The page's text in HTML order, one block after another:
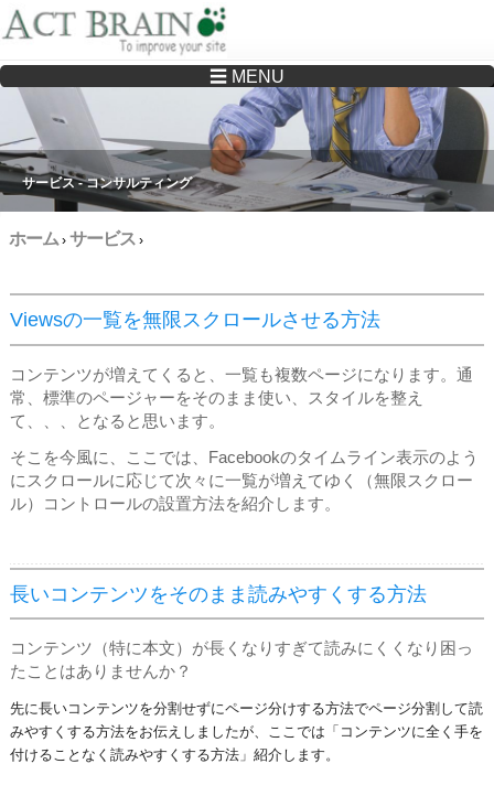
Drupalサイトの制作・保守をどこに頼んでいいか分からない方へ…まずはご相談く
ださい
☰ MENU
サービス - コンサルティング
ホーム› サービス ›
Viewsの一覧を無限スクロールさせる方法
コンテンツが増えてくると、一覧も複数ページになります。通
常、標準のページャーをそのまま使い、スタイルを整え
て、、、となると思います。
そこを今風に、ここでは、Facebookのタイムライン表示のよう
にスクロールに応じて次々に一覧が増えてゆく（無限スクロー
ル）コントロールの設置方法を紹介します。
長いコンテンツをそのまま読みやすくする方法
コンテンツ（特に本文）が長くなりすぎて読みにくくなり困っ
たことはありませんか？
先に長いコンテンツを分割せずにページ分けする方法でページ分割して読
みやすくする方法をお伝えしましたが、ここでは「コンテンツに全く手を
付けることなく読みやすくする方法」紹介します。